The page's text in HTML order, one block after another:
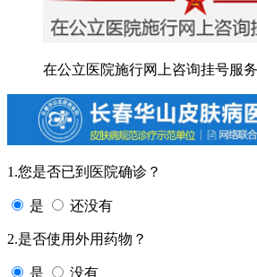
在公立医院施行网上咨询挂号服
1.您是否已到医院确诊？
是 还没有
2.是否使用外用药物？
是 没有